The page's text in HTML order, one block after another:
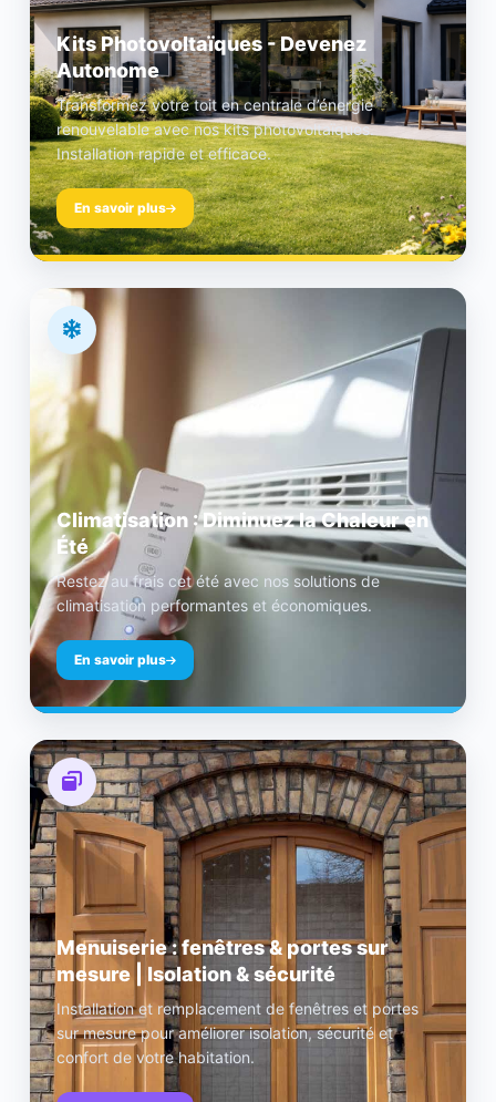
Kits Photovoltaïques - Devenez
Autonome
Transformez votre toit en centrale d’énergie
renouvelable avec nos kits photovoltaïques.
Installation rapide et efficace.
En savoir plus
Climatisation : Diminuez la Chaleur en
Été
Restez au frais cet été avec nos solutions de
climatisation performantes et économiques.
En savoir plus
Menuiserie : fenêtres & portes sur
mesure | Isolation & sécurité
Installation et remplacement de fenêtres et portes
sur mesure pour améliorer isolation, sécurité et
confort de votre habitation.